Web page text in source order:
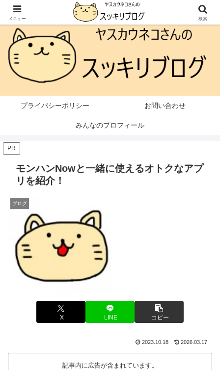
本ページはプロモーションが含まれています
プライバシーポリシー お問い合わせ
みんなのプロフィール
PR
モンハンNowと一緒に使えるオトクなアプ
リを紹介！
ブログ
X LINE コピー
2023.10.18 2026.03.17
記事内に広告が含まれています。
メニュー 検索